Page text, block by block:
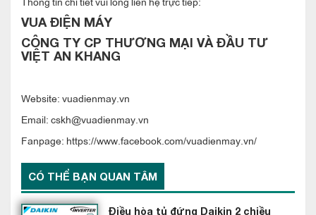
Với chỉ số hiệu quả năng lượng COP từ 3.2 trở lên, thiết bị rất
hiệu quả trong quá trình sử dụng lâu dài Ngoài ra, cả dàn
nóng, lạnh đều chạy rất nhẹ, không gây tiếng ồn ảnh hưởng
VUA ĐIỆN MÁY
CÔNG TY CP THƯƠNG MẠI VÀ ĐẦU TƯ
VIỆT AN KHANG
Website: vuadienmay.vn
Email: cskh@vuadienmay.vn
Fanpage: https://www.facebook.com/vuadienmay.vn/
CÓ THỂ BẠN QUAN TÂM
Điều hòa tủ đứng Daikin 2 chiều